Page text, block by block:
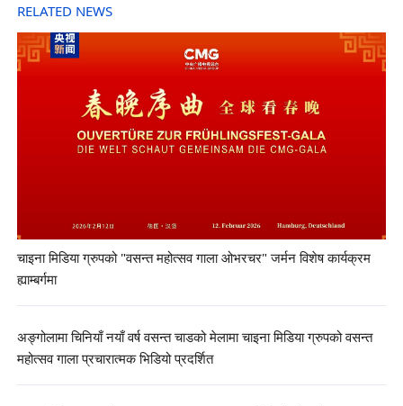
RELATED NEWS
चाइना मिडिया ग्रुपको "वसन्त महोत्सव गाला ओभरचर" जर्मन विशेष कार्यक्रम
ह्याम्बर्गमा
अङ्गोलामा चिनियाँ नयाँ वर्ष वसन्त चाडको मेलामा चाइना मिडिया ग्रुपको वसन्त
महोत्सव गाला प्रचारात्मक भिडियो प्रदर्शित